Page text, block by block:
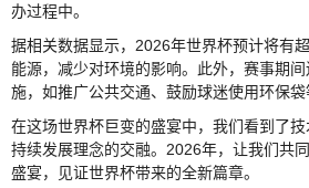
办过程中。
据相关数据显示，2026年世界杯预计将有
能源，减少对环境的影响。此外，赛事期
施，如推广公共交通、鼓励球迷使用环保袋
在这场世界杯巨变的盛宴中，我们看到了
持续发展理念的交融。2026年，让我们共
盛宴，见证世界杯带来的全新篇章。